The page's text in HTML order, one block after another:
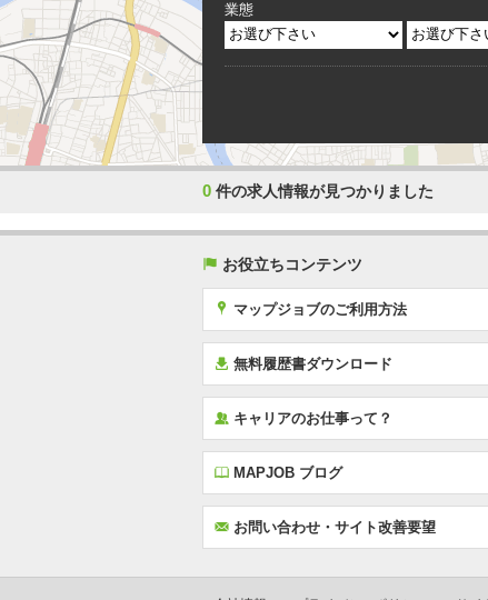
業態
0 件の求人情報が見つかりました
( お役立ちコンテンツ
x マップジョブのご利用方法
í 無料履歴書ダウンロード
‰ キャリアのお仕事って？
E MAPJOB ブログ
F お問い合わせ・サイト改善要望